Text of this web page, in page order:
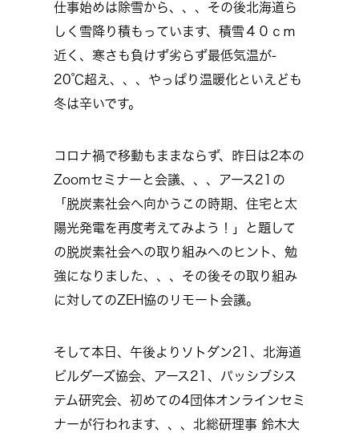
仕事始めは除雪から、、、その後北海道ら
しく雪降り積もっています、積雪４０ｃｍ
近く、寒さも負けず劣らず最低気温が‐
20℃超え、、、やっぱり温暖化といえども
冬は辛いです。
コロナ禍で移動もままならず、昨日は2本の
Zoomセミナーと会議、、、アース21の
「脱炭素社会へ向かうこの時期、住宅と太
陽光発電を再度考えてみよう！」と題して
の脱炭素社会への取り組みへのヒント、勉
強になりました、、、その後その取り組み
に対してのZEH協のリモート会議。
そして本日、午後よりソトダン21、北海道
ビルダーズ協会、アース21、パッシブシス
テム研究会、初めての4団体オンラインセミ
ナーが行われます、、、北総研理事 鈴木大